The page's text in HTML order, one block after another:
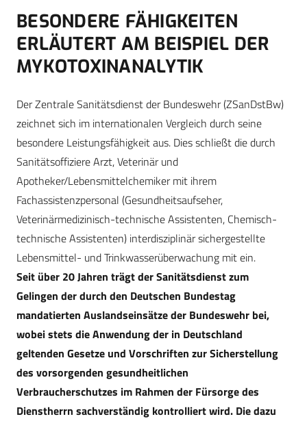
BESONDERE FÄHIGKEITEN
ERLÄUTERT AM BEISPIEL DER
MYKOTOXINANALYTIK
Der Zentrale Sanitätsdienst der Bundeswehr (ZSanDstBw)
zeichnet sich im internationalen Vergleich durch seine
besondere Leistungsfähigkeit aus. Dies schließt die durch
Sanitätsoffiziere Arzt, Veterinär und
Apotheker/Lebensmittelchemiker mit ihrem
Fachassistenzpersonal (Gesundheitsaufseher,
Veterinärmedizinisch-technische Assistenten, Chemisch-
technische Assistenten) interdisziplinär sichergestellte
Lebensmittel- und Trinkwasserüberwachung mit ein.
Seit über 20 Jahren trägt der Sanitätsdienst zum
Gelingen der durch den Deutschen Bundestag
mandatierten Auslandseinsätze der Bundeswehr bei,
wobei stets die Anwendung der in Deutschland
geltenden Gesetze und Vorschriften zur Sicherstellung
des vorsorgenden gesundheitlichen
Verbraucherschutzes im Rahmen der Fürsorge des
Dienstherrn sachverständig kontrolliert wird. Die dazu